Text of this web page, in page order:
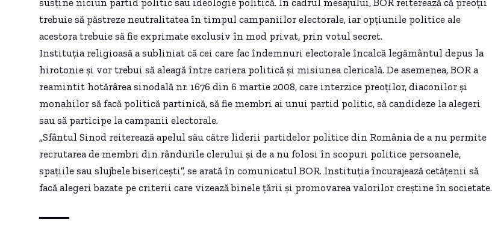
trebuie să păstreze neutralitatea în timpul campaniilor electorale, iar opțiunile politice ale
acestora trebuie să fie exprimate exclusiv în mod privat, prin votul secret.
Instituția religioasă a subliniat că cei care fac îndemnuri electorale încalcă legământul depus la
hirotonie și vor trebui să aleagă între cariera politică și misiunea clericală. De asemenea, BOR a
reamintit hotărârea sinodală nr. 1676 din 6 martie 2008, care interzice preoților, diaconilor și
monahilor să facă politică partinică, să fie membri ai unui partid politic, să candideze la alegeri
sau să participe la campanii electorale.
„Sfântul Sinod reiterează apelul său către liderii partidelor politice din România de a nu permite
recrutarea de membri din rândurile clerului și de a nu folosi în scopuri politice persoanele,
spațiile sau slujbele bisericești”, se arată în comunicatul BOR. Instituția încurajează cetățenii să
facă alegeri bazate pe criterii care vizează binele țării și promovarea valorilor creștine în societate.